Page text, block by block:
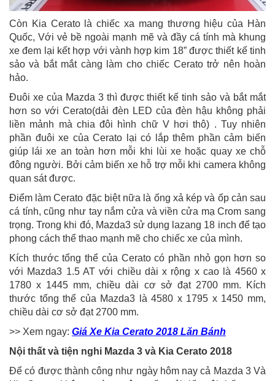
Còn Kia Cerato là chiếc xa mang thương hiệu của Hàn
Quốc, Với vẻ bề ngoài mạnh mẽ và đầy cá tính mà khung
xe đem lại kết hợp với vành hợp kim 18” được thiết kế tinh
sảo và bắt mắt càng làm cho chiếc Cerato trở nên hoàn
hảo.
Đuôi xe của Mazda 3 thì được thiết kế tinh sảo và bắt mắt
hơn so với Cerato(dải đèn LED của đèn hậu không phải
liền mảnh mà chia đôi hình chữ V hơi thô) . Tuy nhiên
phần đuôi xe của Cerato lại có lắp thêm phần cảm biến
giúp lái xe an toàn hơn mỗi khi lùi xe hoặc quay xe chỗ
đông người. Bởi cảm biến xe hỗ trợ mỗi khi camera không
quan sát được.
Điểm làm Cerato đặc biệt nữa là ống xả kép và ốp cản sau
cá tính, cũng như tay nắm cửa và viền cửa mạ Crom sang
trọng. Trong khi đó, Mazda3 sử dụng lazang 18 inch để tạo
phong cách thể thao mạnh mẽ cho chiếc xe của mình.
Kích thước tổng thể của Cerato có phần nhỏ gọn hơn so
với Mazda3 1.5 AT với chiều dài x rộng x cao là 4560 x
1780 x 1445 mm, chiều dài cơ sở đạt 2700 mm. Kích
thước tổng thể của Mazda3 là 4580 x 1795 x 1450 mm,
chiều dài cơ sở đạt 2700 mm.
>> Xem ngay: Giá Xe Kia Cerato 2018 Lăn Bánh
Nội thất và tiện nghi Mazda 3 và Kia Cerato 2018
Để có được thành công như ngày hôm nay cả Mazda 3 Và